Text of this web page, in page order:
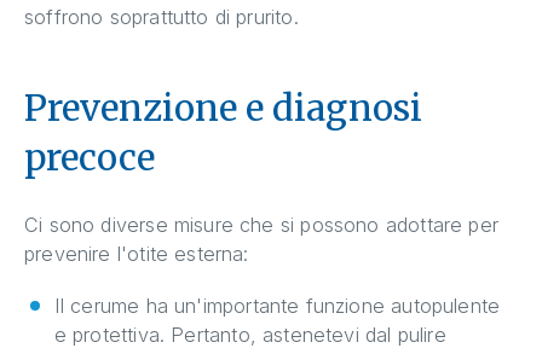
soffrono soprattutto di prurito.
Prevenzione e diagnosi
precoce
Ci sono diverse misure che si possono adottare per
prevenire l'otite esterna:
Il cerume ha un'importante funzione autopulente
e protettiva. Pertanto, astenetevi dal pulire